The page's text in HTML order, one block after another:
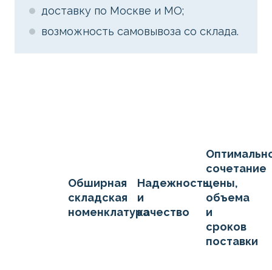
доставку по Москве и МО;
возможность самовывоза со склада.
Обширная
складская
номенклатура
Надежность
и
качество
сочетание
цены,
объема
и
сроков
поставки